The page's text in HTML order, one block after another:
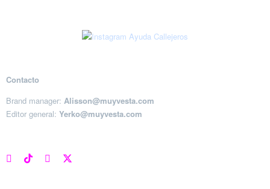
Contacto
Brand manager: Alisson@muyvesta.com
Editor general: Yerko@muyvesta.com